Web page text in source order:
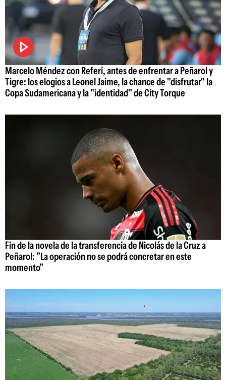
Marcelo Méndez con Referí, antes de enfrentar a Peñarol y
Tigre: los elogios a Leonel Jaime, la chance de "disfrutar" la
Copa Sudamericana y la "identidad" de City Torque
Fin de la novela de la transferencia de Nicolás de la Cruz a
Peñarol: "La operación no se podrá concretar en este
momento"